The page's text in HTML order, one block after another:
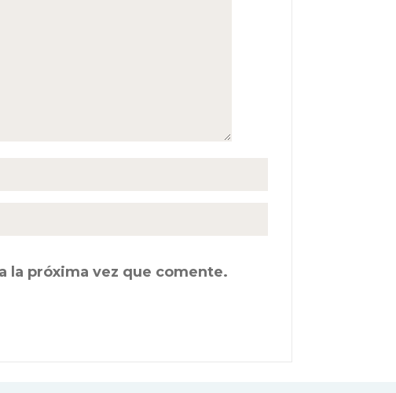
la próxima vez que comente.